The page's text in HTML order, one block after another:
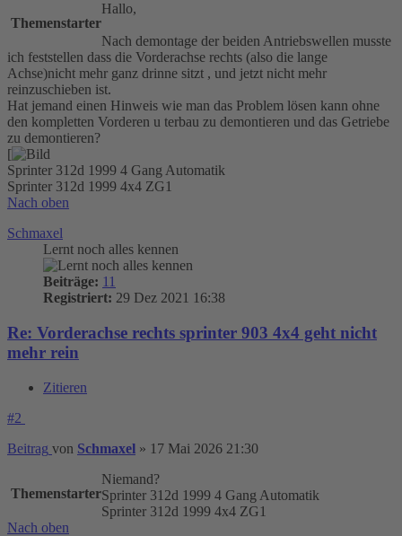
Themenstarter
Hallo,
Nach demontage der beiden Antriebswellen musste
ich feststellen dass die Vorderachse rechts (also die lange
Achse)nicht mehr ganz drinne sitzt , und jetzt nicht mehr
reinzuschieben ist.
Hat jemand einen Hinweis wie man das Problem lösen kann ohne
den kompletten Vorderen u terbau zu demontieren und das Getriebe
zu demontieren?
[
Sprinter 312d 1999 4 Gang Automatik
Sprinter 312d 1999 4x4 ZG1
Nach oben
Schmaxel
Lernt noch alles kennen
Beiträge: 11
Registriert: 29 Dez 2021 16:38
Re: Vorderachse rechts sprinter 903 4x4 geht nicht
mehr rein
Zitieren
#2
Beitrag von Schmaxel » 17 Mai 2026 21:30
Themenstarter
Niemand?
Sprinter 312d 1999 4 Gang Automatik
Sprinter 312d 1999 4x4 ZG1
Nach oben